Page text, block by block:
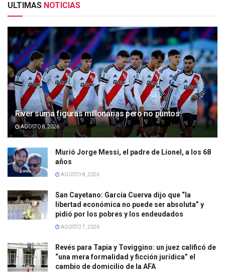
ULTIMAS NOTICIAS
River suma figuras millonarias pero no puntos
AGOSTO 8, 2026
Murió Jorge Messi, el padre de Lionel, a los 68
años
AGOSTO 8, 2026
San Cayetano: García Cuerva dijo que “la
libertad económica no puede ser absoluta” y
pidió por los pobres y los endeudados
AGOSTO 7, 2026
Revés para Tapia y Toviggino: un juez calificó de
“una mera formalidad y ficción jurídica” el
cambio de domicilio de la AFA